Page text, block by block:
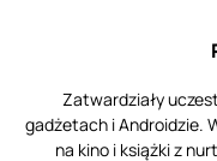
Zatwardziały
gadżetach i Androidzie.
na kino i książki z